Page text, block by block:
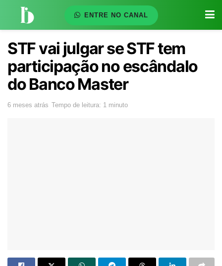
ENTRE NO CANAL
STF vai julgar se STF tem
participação no escândalo
do Banco Master
6 meses atrás Tempo de leitura: 1 minuto